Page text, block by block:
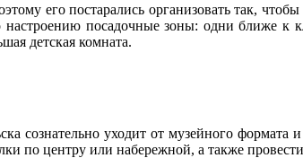
его постарались организовать так,
посадочные зоны: одни ближе к
детская комната.
сознательно уходит от музейного формата
по центру или набережной, а также